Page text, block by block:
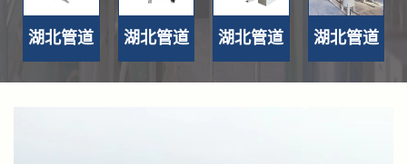
厂家 >>
制 >>
湖北管道
式电加热
湖北管道
式电加热
湖北管道
式电加热
湖北管道
式空气电